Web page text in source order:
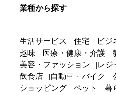
業種から探す
生活サービス 住宅 ビジ
趣味
医療・健康・介護
美容・ファッション
レジ
飲食店
自動車・バイク
ショッピング
ペット
暮